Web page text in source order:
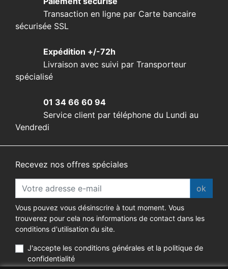
Transaction en ligne par Carte bancaire
sécurisée SSL
Expédition +/-72h
Livraison avec suivi par Transporteur
spécialisé
01 34 66 60 94
Service client par téléphone du Lundi au
Vendredi
Recevez nos offres spéciales
ok
Vous pouvez vous désinscrire à tout moment. Vous
trouverez pour cela nos informations de contact dans les
conditions d'utilisation du site.
J'accepte les conditions générales et la politique de
confidentialité